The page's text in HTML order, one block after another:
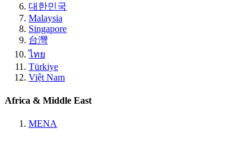
대한민국
Malaysia
Singapore
台灣
ไทย
Türkiye
Việt Nam
Africa & Middle East
MENA